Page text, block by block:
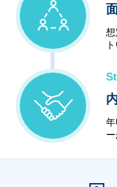
ー